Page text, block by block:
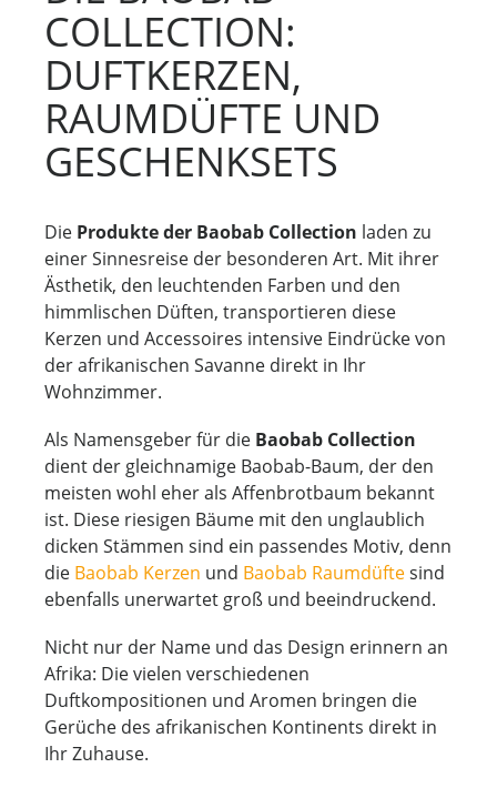
COLLECTION:
DUFTKERZEN,
RAUMDÜFTE UND
GESCHENKSETS
Die Produkte der Baobab Collection laden zu
einer Sinnesreise der besonderen Art. Mit ihrer
Ästhetik, den leuchtenden Farben und den
himmlischen Düften, transportieren diese
Kerzen und Accessoires intensive Eindrücke von
der afrikanischen Savanne direkt in Ihr
Wohnzimmer.
Als Namensgeber für die Baobab Collection
dient der gleichnamige Baobab-Baum, der den
meisten wohl eher als Affenbrotbaum bekannt
ist. Diese riesigen Bäume mit den unglaublich
dicken Stämmen sind ein passendes Motiv, denn
die Baobab Kerzen und Baobab Raumdüftesind
ebenfalls unerwartet groß und beeindruckend.
Nicht nur der Name und das Design erinnern an
Afrika: Die vielen verschiedenen
Duftkompositionen und Aromen bringen die
Gerüche des afrikanischen Kontinents direkt in
Ihr Zuhause.